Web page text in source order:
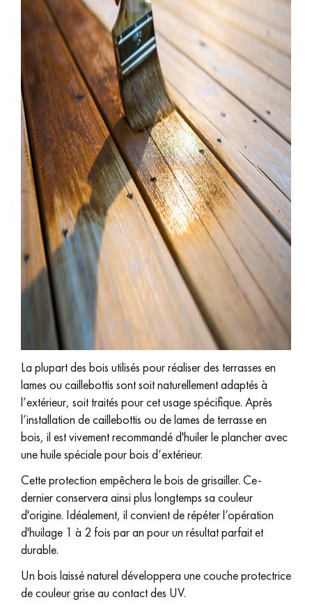
PARQUET VIEILLI PARQUET EN CHÊNE FUMÉ
PARQUET LAMES LARGES XXL PARQUET EN CHÊNE
ACCESSOIRES PARQUET
D'INTÉRIEUR
Nos conseillers sont disponibles au
09-8899140
VOUS AVEZ UN PROJET ?
Nos experts sont à votre disposition pour vous guider pas à
pas dans le choix et la pose de votre parquet.
Un expert Décoplus Parquets vous appelle
Demandez un rendez-vous personnalisé
La plupart des bois utilisés pour réaliser des terrasses en
lames ou caillebottis sont soit naturellement adaptés à
l’extérieur, soit traités pour cet usage spécifique. Après
l’installation de caillebottis ou de lames de terrasse en
bois, il est vivement recommandé d'huiler le plancher avec
une huile spéciale pour bois d’extérieur.
Cette protection empêchera le bois de grisailler. Ce-
dernier conservera ainsi plus longtemps sa couleur
d'origine. Idéalement, il convient de répéter l’opération
d'huilage 1 à 2 fois par an pour un résultat parfait et
durable.
Un bois laissé naturel développera une couche protectrice
de couleur grise au contact des UV.